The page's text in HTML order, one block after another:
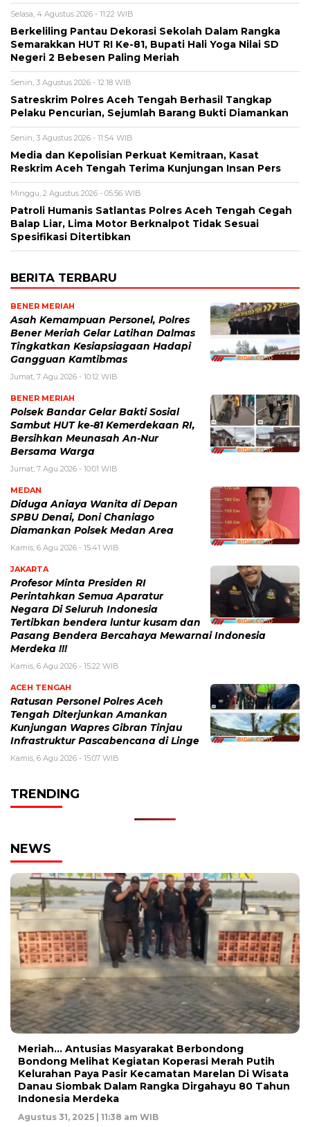
Selasa, 4 Agustus 2026 - 11:22 WIB
Berkeliling Pantau Dekorasi Sekolah Dalam Rangka
Semarakkan HUT RI Ke-81, Bupati Hali Yoga Nilai SD
Negeri 2 Bebesen Paling Meriah
Senin, 3 Agustus 2026 - 12:18 WIB
Satreskrim Polres Aceh Tengah Berhasil Tangkap
Pelaku Pencurian, Sejumlah Barang Bukti Diamankan
Senin, 3 Agustus 2026 - 11:54 WIB
Media dan Kepolisian Perkuat Kemitraan, Kasat
Reskrim Aceh Tengah Terima Kunjungan Insan Pers
Minggu, 2 Agustus 2026 - 05:56 WIB
Patroli Humanis Satlantas Polres Aceh Tengah Cegah
Balap Liar, Lima Motor Berknalpot Tidak Sesuai
Spesifikasi Ditertibkan
BERITA TERBARU
BENER MERIAH
Asah Kemampuan Personel, Polres
Bener Meriah Gelar Latihan Dalmas
Tingkatkan Kesiapsiagaan Hadapi
Gangguan Kamtibmas
Jumat, 7 Agu 2026 - 10:12 WIB
BENER MERIAH
Polsek Bandar Gelar Bakti Sosial
Sambut HUT ke-81 Kemerdekaan RI,
Bersihkan Meunasah An-Nur
Bersama Warga
Jumat, 7 Agu 2026 - 10:01 WIB
MEDAN
Diduga Aniaya Wanita di Depan
SPBU Denai, Doni Chaniago
Diamankan Polsek Medan Area
Kamis, 6 Agu 2026 - 15:41 WIB
JAKARTA
Profesor Minta Presiden RI
Perintahkan Semua Aparatur
Negara Di Seluruh Indonesia
Tertibkan bendera luntur kusam dan
Pasang Bendera Bercahaya Mewarnai Indonesia
Merdeka !!!
Kamis, 6 Agu 2026 - 15:22 WIB
ACEH TENGAH
Ratusan Personel Polres Aceh
Tengah Diterjunkan Amankan
Kunjungan Wapres Gibran Tinjau
Infrastruktur Pascabencana di Linge
Kamis, 6 Agu 2026 - 15:07 WIB
TRENDING
NEWS
Meriah… Antusias Masyarakat Berbondong
Bondong Melihat Kegiatan Koperasi Merah Putih
Kelurahan Paya Pasir Kecamatan Marelan Di Wisata
Danau Siombak Dalam Rangka Dirgahayu 80 Tahun
Indonesia Merdeka
Agustus 31, 2025 | 11:38 am WIB